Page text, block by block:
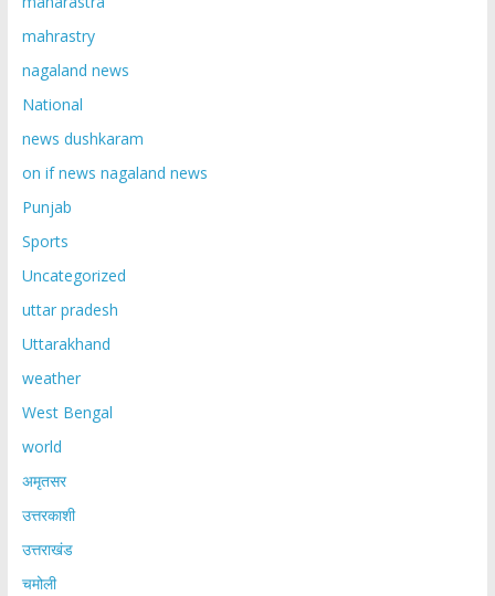
mahrastry
nagaland news
National
news dushkaram
on if news nagaland news
Punjab
Sports
Uncategorized
uttar pradesh
Uttarakhand
weather
West Bengal
world
अमृतसर
उत्तरकाशी
उत्तराखंड
चमोली